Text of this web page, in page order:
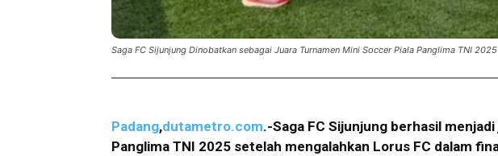
Saga FC Sijunjung Dinobatkan sebagai Juara Turnamen Mini Soccer Piala Panglima TNI 2025
Padang,dutametro.com.-Saga FC Sijunjung berhasil
Panglima TNI 2025 setelah mengalahkan Lorus FC dalam